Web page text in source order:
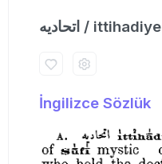
اتحادیه / ittihadiye
İngilizce Sözlük